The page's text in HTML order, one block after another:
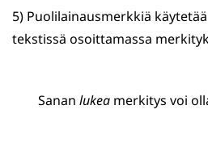
5) Puolilainausmerkkiä
tekstissä osoittamassa
Sanan lukea merkitys voi